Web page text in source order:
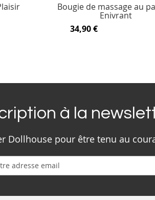
Bougie de massage au
Enivrant
34,90 €
à la
Dollhouse pour être tenu au